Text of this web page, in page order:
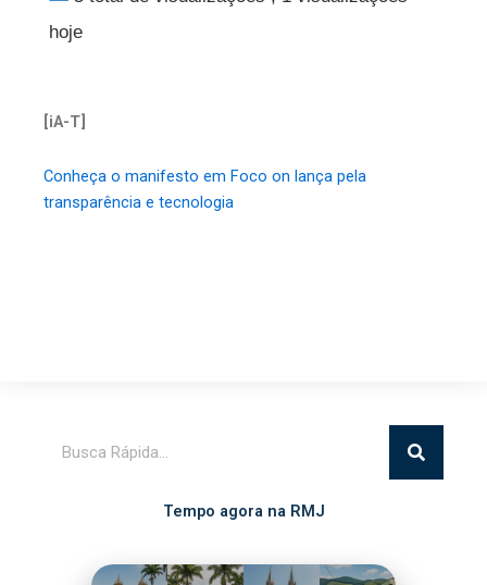
hoje
[iA-T]
Conheça o manifesto em Foco on lança pela
transparência e tecnologia
Tempo agora na RMJ